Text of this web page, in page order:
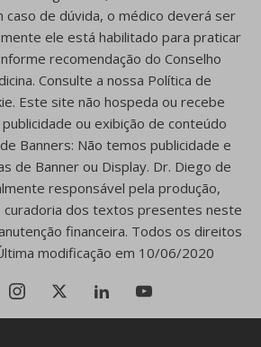
caso de dúvida, o médico deverá ser
ele está habilitado para praticar
recomendação do Conselho
Consulte a nossa Política de
Este site não hospeda ou recebe
ou exibição de conteúdo
Banners: Não temos publicidade e
de Banner ou Display. Dr. Diego de
responsável pela produção,
curadoria dos textos presentes neste
financeira. Todos os direitos
modificação em 10/06/2020